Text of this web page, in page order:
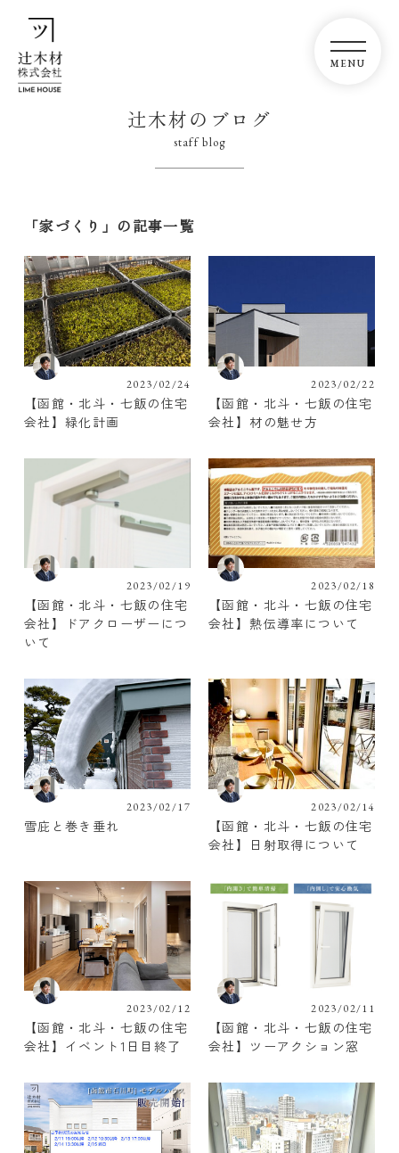
辻木材のブログ
staff blog
「家づくり」の記事一覧
2023/02/24
【函館・北斗・七飯の住宅
会社】緑化計画
2023/02/22
【函館・北斗・七飯の住宅
会社】材の魅せ方
2023/02/19
【函館・北斗・七飯の住宅
会社】ドアクローザーにつ
いて
2023/02/18
【函館・北斗・七飯の住宅
会社】熱伝導率について
2023/02/17
雪庇と巻き垂れ
2023/02/14
【函館・北斗・七飯の住宅
会社】日射取得について
2023/02/12
【函館・北斗・七飯の住宅
会社】イベント1日目終了
2023/02/11
【函館・北斗・七飯の住宅
会社】ツーアクション窓